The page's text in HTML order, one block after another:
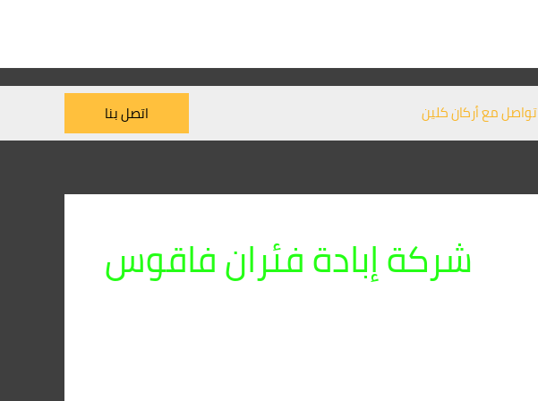
تواصل مع أركان كلين اتصل بنا
شركة إبادة فئران فاقوس